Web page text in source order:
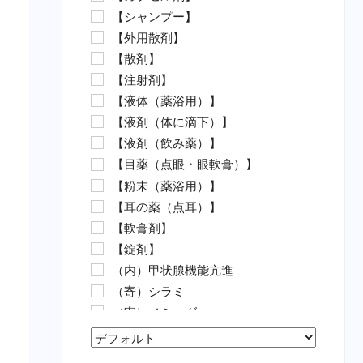
水カビ病対策（魚）
白点病対策（魚）
イカリムシ・ウオジラミ（魚）
ハダムシ駆除（魚）
類結節症（魚）
麻酔（魚）
外傷（魚）
害虫駆除（魚）
【動物病院の薬（要指示医薬
品）】
抗菌剤・抗生物質（要・犬）
抗菌剤・抗生物質（要・猫）
ノミ・ダニ駆除薬（要・犬）
ノミ・ダニ駆除薬（要・猫）
フィラリア（要・犬）
フィラリア（要・猫）
【シャンプー】
【外用散剤】
【散剤】
【注射剤】
【液体（薬浴用）】
【液剤（体に滴下）】
【液剤（飲み薬）】
【目薬（点眼・眼軟膏）】
【粉末（薬浴用）】
【耳の薬（点耳）】
【軟膏剤】
【錠剤】
（内）甲状腺機能亢進
（寄）シラミ
（寄）ノミ・ダニ
（寄）フィラリア
Sort Products